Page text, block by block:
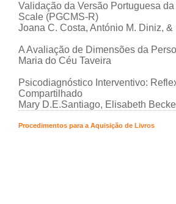
Validação da Versão Portuguesa
Scale (PGCMS-R)
Joana C. Costa, António M. Diniz,
A Avaliação de Dimensões da
Maria do Céu Taveira
Psicodiagnóstico Interventivo:
Compartilhado
Mary D.E.Santiago, Elisabeth
Procedimentos para a Aquisição de Livros